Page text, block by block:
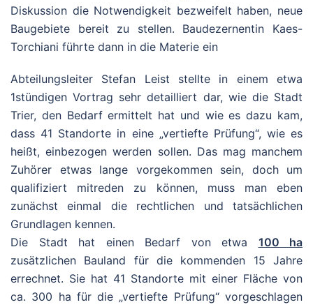
Diskussion die Notwendigkeit bezweifelt haben, neue
Baugebiete bereit zu stellen. Baudezernentin Kaes-
Torchiani führte dann in die Materie ein
Abteilungsleiter Stefan Leist stellte in einem etwa
1stündigen Vortrag sehr detailliert dar, wie die Stadt
Trier, den Bedarf ermittelt hat und wie es dazu kam,
dass 41 Standorte in eine „vertiefte Prüfung“, wie es
heißt, einbezogen werden sollen. Das mag manchem
Zuhörer etwas lange vorgekommen sein, doch um
qualifiziert mitreden zu können, muss man eben
zunächst einmal die rechtlichen und tatsächlichen
Grundlagen kennen.
Die Stadt hat einen Bedarf von etwa 100 ha
zusätzlichen Bauland für die kommenden 15 Jahre
errechnet. Sie hat 41 Standorte mit einer Fläche von
ca. 300 ha für die „vertiefte Prüfung“ vorgeschlagen